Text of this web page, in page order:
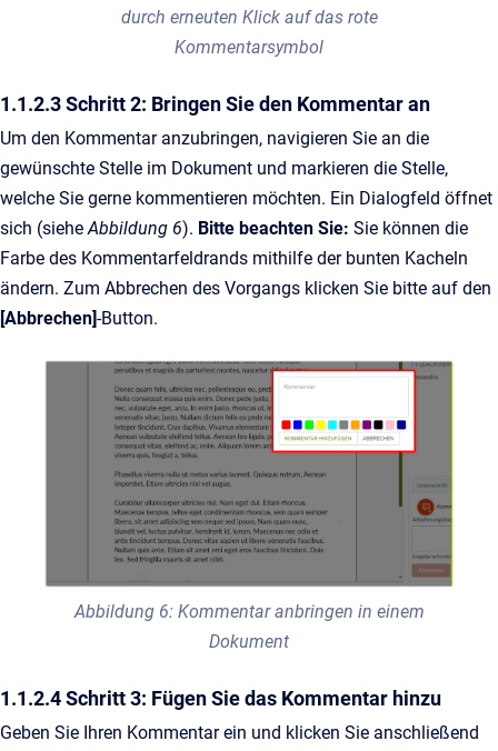
durch erneuten Klick auf das rote
Kommentarsymbol
1.1.2.3 Schritt 2: Bringen Sie den Kommentar an
Um den Kommentar anzubringen, navigieren Sie an die
gewünschte Stelle im Dokument und markieren die Stelle,
welche Sie gerne kommentieren möchten. Ein Dialogfeld öffnet
sich (sieheAbbildung 6). Bitte beachten Sie: Sie können die
Farbe des Kommentarfeldrands mithilfe der bunten Kacheln
ändern. Zum Abbrechen des Vorgangs klicken Sie bitte auf den
[Abbrechen]-Button.
Abbildung 6: Kommentar anbringen in einem
Dokument
1.1.2.4 Schritt 3: Fügen Sie das Kommentar hinzu
Geben Sie Ihren Kommentar ein und klicken Sie anschließend